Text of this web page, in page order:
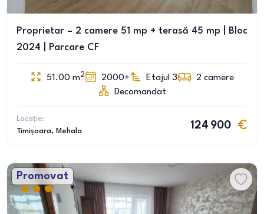
Proprietar – 2 camere 51 mp + terasă 45 mp | Bloc
2024 | Parcare CF
51.00 m2 2000+ Etajul 3 2 camere
Decomandat
Locație:
Timișoara, Mehala
124 900
Promovat